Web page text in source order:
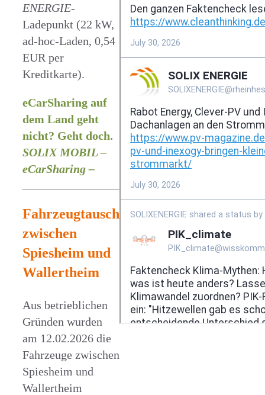
ENERGIE-
Ladepunkt (22 kW,
ad-hoc-Laden, 0,54
EUR per
Kreditkarte).
eCarSharing auf
dem Land geht
nicht? Geht doch.
SOLIX MOBIL –
eCarSharing –
Fahrzeugtausch
zwischen
Spiesheim und
Wallertheim
Aus betrieblichen
Gründen wurden
am 12.02.2026 die
Fahrzeuge zwischen
Spiesheim und
Wallertheim